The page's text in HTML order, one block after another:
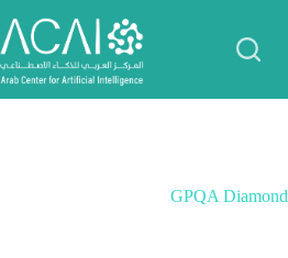
المحتوى
GPQA Diamond